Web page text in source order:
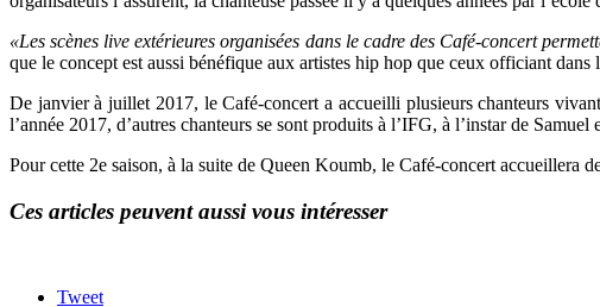
«Les scènes live extérieures organisées dans le cadre des Café-concert
que le concept est aussi bénéfique aux artistes hip hop que ceux officiant dans
De janvier à juillet 2017, le Café-concert a accueilli plusieurs chanteurs
l’année 2017, d’autres chanteurs se sont produits à l’IFG, à l’instar de Samuel
Pour cette 2e saison, à la suite de Queen Koumb, le Café-concert accueillera
Ces articles peuvent aussi vous intéresser
Tweet